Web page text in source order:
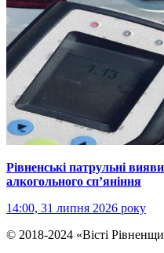
Рівненські патрульні
алкогольного сп’яніння
14:00, 31 липня 2026 року
© 2018-2024 «Вісті